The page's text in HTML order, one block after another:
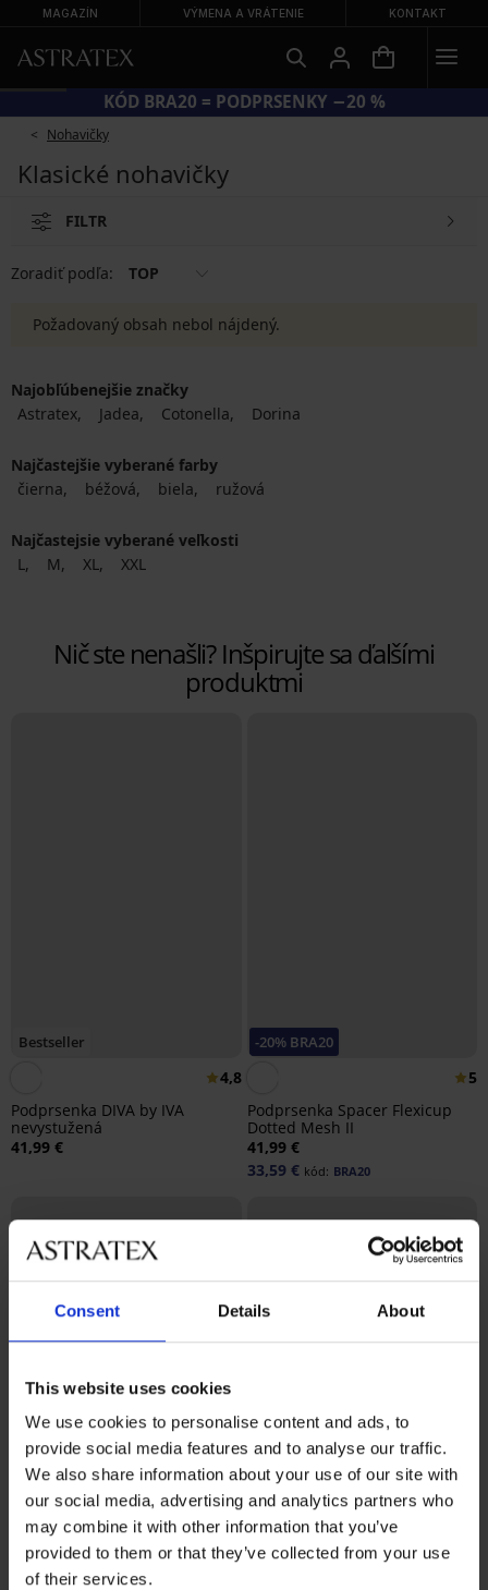
Consent Details About
This website uses cookies
We use cookies to personalise content and ads, to
provide social media features and to analyse our traffic.
We also share information about your use of our site with
our social media, advertising and analytics partners who
may combine it with other information that you’ve
provided to them or that they’ve collected from your use
of their services.
MAGAZÍN VÝMENA A VRÁTENIE KONTAKT
KÓD BRA20 = PODPRSENKY −20 %
Nohavičky
Klasické nohavičky
FILTR
Zoradiť podľa: TOP
Požadovaný obsah nebol nájdený.
Najobľúbenejšie značky
Astratex
Jadea Cotonella Dorina
Najčastejšie vyberané farby
čierna
béžová biela ružová
Najčastejsie vyberané veľkosti
L
M XL XXL
Nič ste nenašli? Inšpirujte sa ďalšími
produktmi
Bestseller
4,8
Podprsenka DIVA by IVA
nevystužená
41,99 €
-20% BRA20
5
Podprsenka Spacer Flexicup
Dotted Mesh II
41,99 €
33,59 € kód: BRA20
-20% BRA20
4,7
Bestseller